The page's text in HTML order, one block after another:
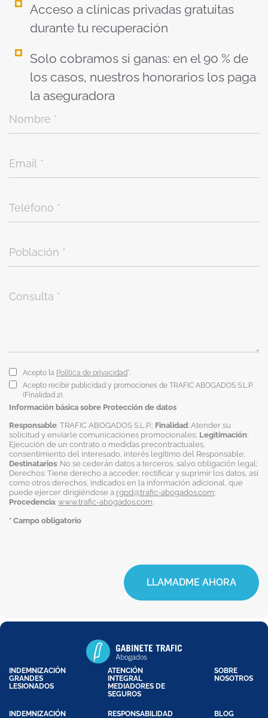
Acceso a clínicas privadas gratuitas
durante tu recuperación
Solo cobramos si ganas: en el 90 % de
los casos, nuestros honorarios los paga
la aseguradora
Acepto la Política de privacidad*.
Acepto recibir publicidad y promociones de TRAFIC ABOGADOS S.L.P.
(Finalidad 2).
Información básica sobre Protección de datos
Responsable: TRAFIC ABOGADOS S.L.P.; Finalidad: Atender su
solicitud y enviarle comunicaciones promocionales; Legitimación:
Ejecución de un contrato o medidas precontractuales,
consentimiento del interesado, interés legítimo del Responsable;
Destinatarios: No se cederán datos a terceros, salvo obligación legal;
Derechos: Tiene derecho a acceder, rectificar y suprimir los datos, así
como otros derechos, indicados en la información adicional, que
puede ejercer dirigiéndose a rgpd@trafic-abogados.com;
Procedencia: www.trafic-abogados.com.
* Campo obligatorio
LLAMADME AHORA
INDEMNIZACIÓN
GRANDES
LESIONADOS
ATENCIÓN
INTEGRAL
MEDIADORES DE
SEGUROS
SOBRE
NOSOTROS
INDEMNIZACIÓN
RESPONSABILIDAD
BLOG